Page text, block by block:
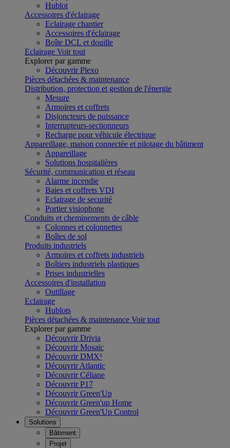
Hublot
Accessoires d'éclairage
Eclairage chantier
Accessoires d'éclairage
Boîte DCL et douille
Eclairage Voir tout
Explorer par gamme
Découvrir Plexo
Pièces détachées & maintenance
Distribution, protection et gestion de l'énergie
Mesure
Armoires et coffrets
Disjoncteurs de puissance
Interrupteurs-sectionneurs
Recharge pour véhicule électrique
Appareillage, maison connectée et pilotage du bâtiment
Appareillage
Solutions hospitalières
Sécurité, communication et réseau
Alarme incendie
Baies et coffrets VDI
Eclairage de securité
Portier visiophone
Conduits et cheminements de câble
Colonnes et colonnettes
Boîtes de sol
Produits industriels
Armoires et coffrets industriels
Boîtiers industriels plastiques
Prises industrielles
Accessoires d'installation
Outillage
Eclairage
Hublots
Pièces détachées & maintenance Voir tout
Explorer par gamme
Découvrir Drivia
Découvrir Mosaic
Découvrir DMX³
Découvrir Atlantic
Découvrir Céliane
Découvrir P17
Découvrir Green'Up
Découvrir Green'up Home
Découvrir Green'Up Control
Solutions
Bâtiment
Projet